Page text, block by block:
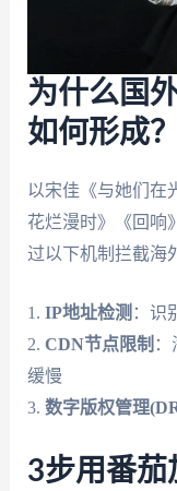
为什么国
如何形成？
以宋佳《与她们在
花烂漫时》《回响
过以下机制拦截海
1. IP地址检测 ：识
2. CDN节点限制
缓慢
3. 数字版权管理
3步用番茄